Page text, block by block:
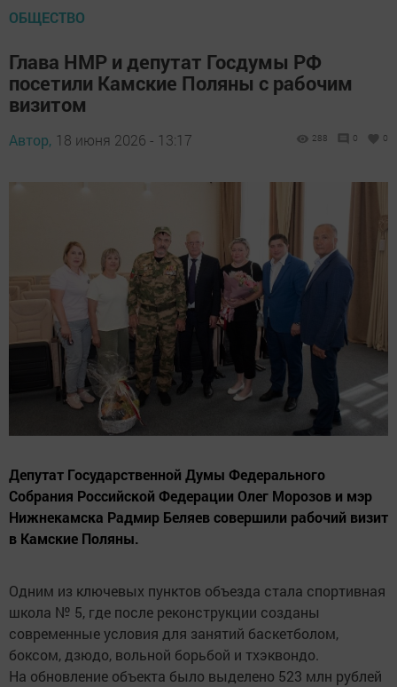
ОБЩЕСТВО
Глава НМР и депутат Госдумы РФ
посетили Камские Поляны с рабочим
визитом
Автор, 18 июня 2026 - 13:17 288 0 0
Депутат Государственной Думы Федерального
Собрания Российской Федерации Олег Морозов и мэр
Нижнекамска Радмир Беляев совершили рабочий визит
в Камские Поляны.
Одним из ключевых пунктов объезда стала спортивная
школа № 5, где после реконструкции созданы
современные условия для занятий баскетболом,
боксом, дзюдо, вольной борьбой и тхэквондо.
На обновление объекта было выделено 523 млн рублей